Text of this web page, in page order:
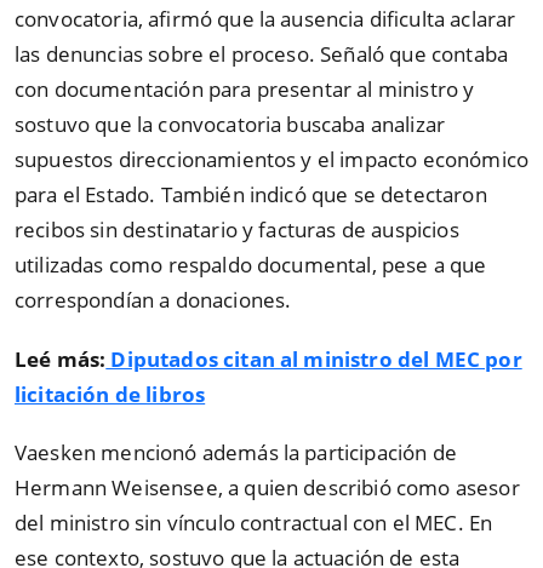
convocatoria, afirmó que la ausencia dificulta aclarar
las denuncias sobre el proceso. Señaló que contaba
con documentación para presentar al ministro y
sostuvo que la convocatoria buscaba analizar
supuestos direccionamientos y el impacto económico
para el Estado. También indicó que se detectaron
recibos sin destinatario y facturas de auspicios
utilizadas como respaldo documental, pese a que
correspondían a donaciones.
Leé más: Diputados citan al ministro del MEC por
licitación de libros
Vaesken mencionó además la participación de
Hermann Weisensee, a quien describió como asesor
del ministro sin vínculo contractual con el MEC. En
ese contexto, sostuvo que la actuación de esta